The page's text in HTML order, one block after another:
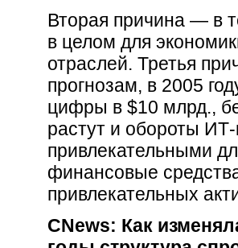
Вторая причина — в
в целом для
отраслей. Третья
прогнозам, в 2005
цифры в $10 млрд.,
растут и обороты ИТ-
привлекательными
финансовые
привлекательных
CNews: Как